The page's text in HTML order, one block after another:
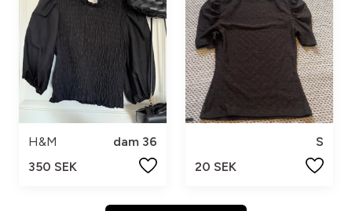
H&M
dam 36
350 SEK
S
20 SEK